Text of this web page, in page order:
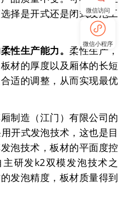
择是开式还是闭式发泡工
性生产能力。柔性生产，
材的厚度以及厢体的长短
适的调整，从而实现最优
制造（江门）有限公司的
开式发泡技术，这也是目
泡技术，板材的平面度控
研发k2双模发泡技术之
发泡精度，板材质量得到
微信访问
微信小程序